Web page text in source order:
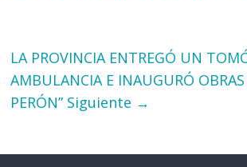
LA PROVINCIA ENTREGÓ UN
AMBULANCIA E INAUGURÓ OBRAS
PERÓN” Siguiente →